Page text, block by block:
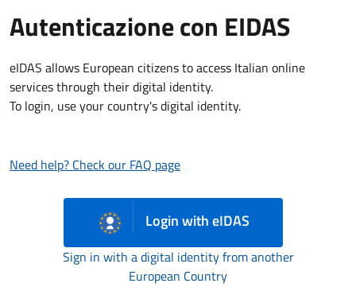
Autenticazione con EIDAS
eIDAS allows European citizens to access Italian online
services through their digital identity.
To login, use your country's digital identity.
Need help? Check our FAQ page
Login with eIDAS
Sign in with a digital identity from another
European Country